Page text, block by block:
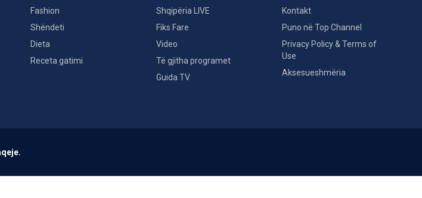
Fashion
Shëndeti
Dieta
Receta gatimi
Shqipëria LIVE
Fiks Fare
Video
Të gjitha programet
Guida TV
Kontakt
Puno në Top Channel
Privacy Policy & Terms of
Use
Aksesueshmëria